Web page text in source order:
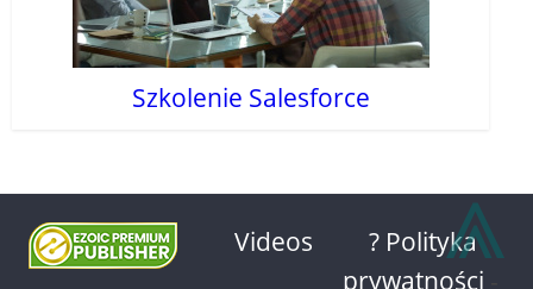
Szkolenie Salesforce
Videos
? Polityka
prywatności
⩓